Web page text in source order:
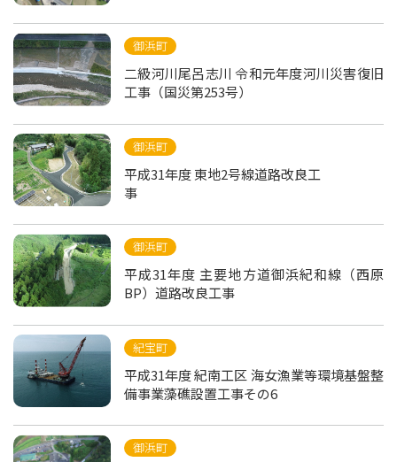
御浜町
二級河川尾呂志川 令和元年度河川災害復旧
工事（国災第253号）
御浜町
平成31年度 東地2号線道路改良工
事
御浜町
平成31年度 主要地方道御浜紀和線（西原
BP）道路改良工事
紀宝町
平成31年度 紀南工区 海女漁業等環境基盤整
備事業藻礁設置工事その6
御浜町